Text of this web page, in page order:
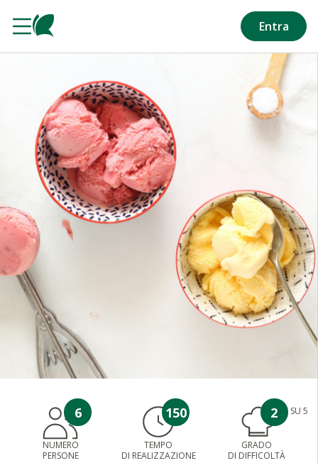
Entra
6
NUMERO
PERSONE
150
TEMPO
DI REALIZZAZIONE
2 SU 5
GRADO
DI DIFFICOLTÀ